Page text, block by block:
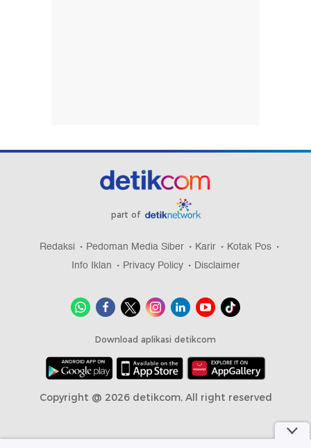
part of
Redaksi Pedoman Media Siber Karir
Kotak Pos
Info Iklan
Privacy Policy Disclaimer
Download aplikasi detikcom
Copyright @ 2026 detikcom, All right reserved